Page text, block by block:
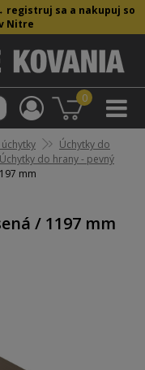
registruj sa a nakupuj so
Nitre
0
Úchytky do
Úchytky do hrany - pevný
mm
/ 1197 mm